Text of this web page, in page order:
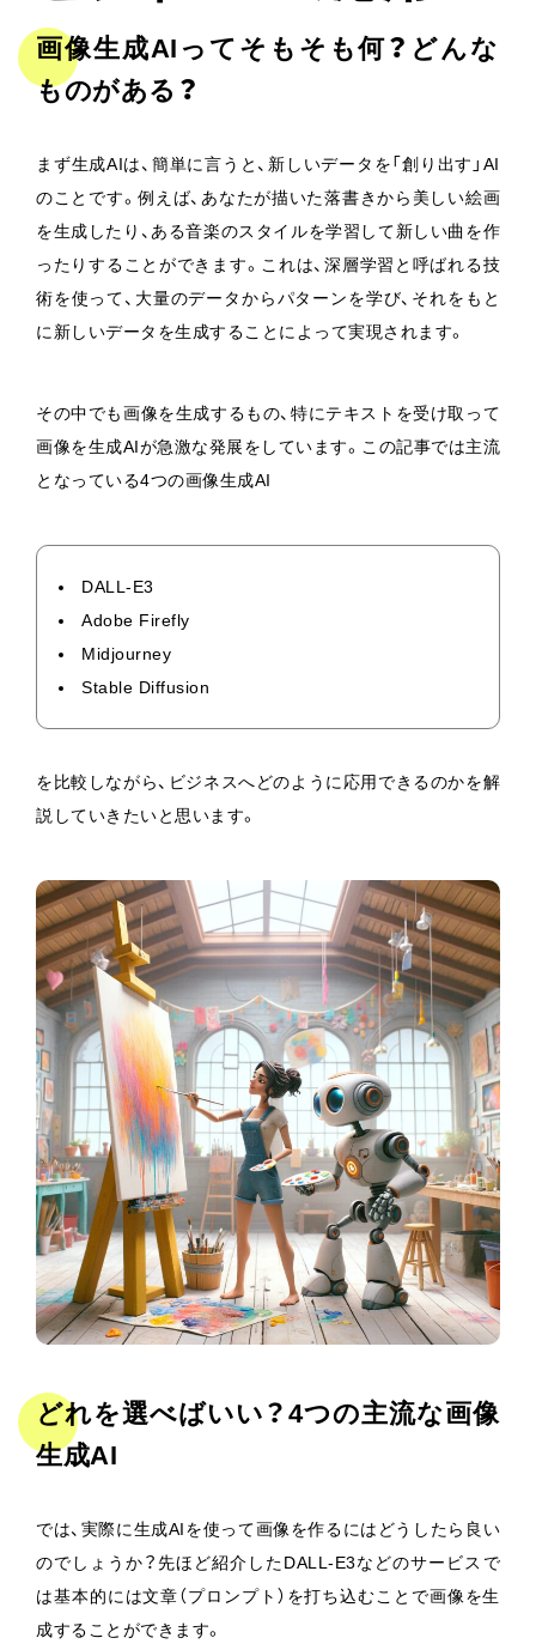
画像生成AIってそもそも何？どんな
ものがある？
まず生成AIは、簡単に言うと、新しいデータを「創り出す」AI
のことです。例えば、あなたが描いた落書きから美しい絵画
を生成したり、ある音楽のスタイルを学習して新しい曲を作
ったりすることができます。これは、深層学習と呼ばれる技
術を使って、大量のデータからパターンを学び、それをもと
に新しいデータを生成することによって実現されます。
その中でも画像を生成するもの、特にテキストを受け取って
画像を生成AIが急激な発展をしています。 この記事では主流
となっている4つの画像生成AI
DALL-E3
Adobe Firefly
Midjourney
Stable Diffusion
を比較しながら、ビジネスへどのように応用できるのかを解
説していきたいと思います。
どれを選べばいい？4つの主流な画像
生成AI
では、実際に生成AIを使って画像を作るにはどうしたら良い
のでしょうか？先ほど紹介したDALL-E3などのサービスで
は基本的には文章（プロンプト）を打ち込むことで画像を生
成することができます。